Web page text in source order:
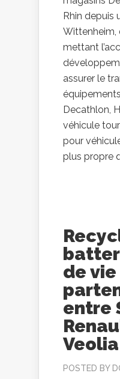
Rhin depuis
Wittenheim,
mettant
assurer le
Decathlon,
véhicule
pour
plus propre
de vie
entre
Veolia
POSTED BY